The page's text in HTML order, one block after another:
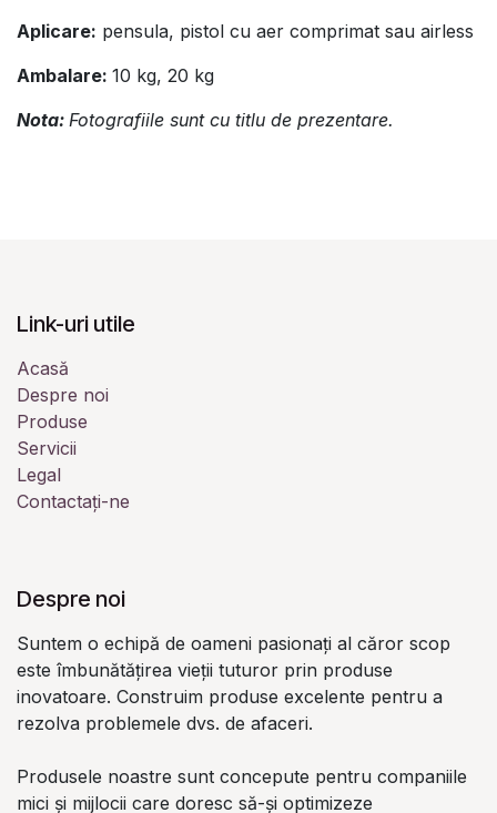
Aplicare: pensula, pistol cu aer comprimat sau airless
Ambalare: 10 kg, 20 kg
Nota: Fotografiile sunt cu titlu de prezentare.
Link-uri utile
Acasă
Despre noi
Produse
Servicii
Legal
Contactați-ne
Despre noi
Suntem o echipă de oameni pasionați al căror scop
este îmbunătățirea vieții tuturor prin produse
inovatoare. Construim produse excelente pentru a
rezolva problemele dvs. de afaceri.
Produsele noastre sunt concepute pentru companiile
mici și mijlocii care doresc să-și optimizeze